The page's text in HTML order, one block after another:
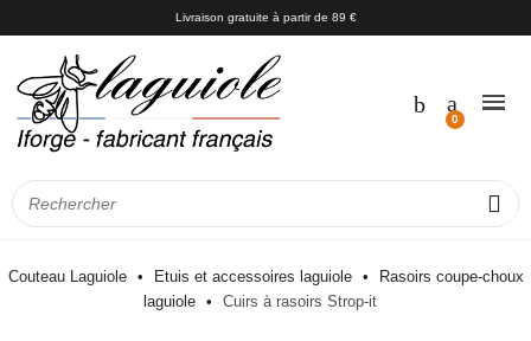
Livraison gratuite à partir de 89 €
Couteau Laguiole Etuis et accessoires laguiole
Rasoirs coupe-choux
laguiole
Cuirs à rasoirs Strop-it